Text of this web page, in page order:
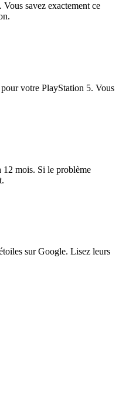
savez exactement ce
votre PlayStation 5. Vous
12 mois. Si le problème
sur Google. Lisez leurs